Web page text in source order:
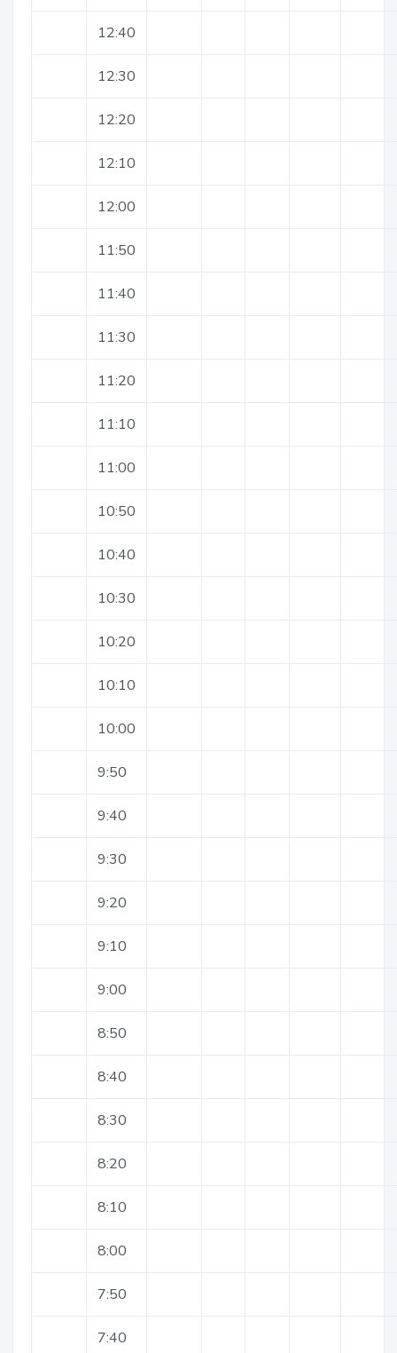
12:40
12:30
12:20
12:10
12:00
11:50
11:40
11:30
11:20
11:10
11:00
10:50
10:40
10:30
10:20
10:10
10:00
9:50
9:40
9:30
9:20
9:10
9:00
8:50
8:40
8:30
8:20
8:10
8:00
7:50
7:40